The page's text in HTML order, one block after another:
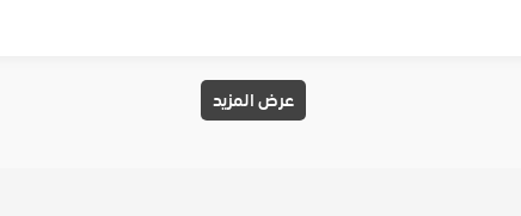
عرض المزيد